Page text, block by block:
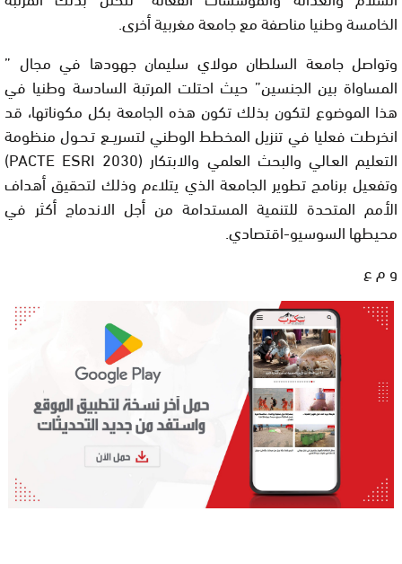
الخامسة وطنيا مناصفة مع جامعة مغربية أخرى.
وتواصل جامعة السلطان مولاي سليمان جهودها في مجال ”
المساواة بين الجنسين” حيث احتلت المرتبة السادسة وطنيا في
هذا الموضوع لتكون بذلك تكون هذه الجامعة بكل مكوناتها، قد
انخرطت فعليا في تنزيل المخطط الوطني لتسريــع تـحـول منظومة
التعليم العـالي والبحث العلمي والابتكار (PACTE ESRI 2030)
وتفعيل برنامج تطوير الجامعة الذي يتلاءم وذلك لتحقيق أهداف
الأمم المتحدة للتنمية المستدامة من أجل الاندماج أكثر في
محيطها السوسيو-اقتصادي.
و م ع